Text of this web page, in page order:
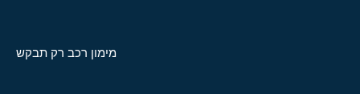
מימון רכב רק תבקש